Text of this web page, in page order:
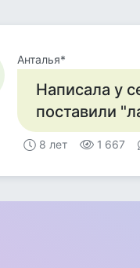
Анталья*
Написала у
поставили
8 лет 1 667